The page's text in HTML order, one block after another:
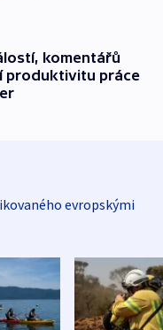
komentářů
produktivitu práce
evropskými